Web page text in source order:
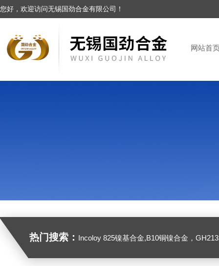
您好，欢迎访问无锡国劲合金有限公司！
网站首
热门搜索： Incoloy 825镍基合金,B10铜镍合金，GH2132高温合金，C276